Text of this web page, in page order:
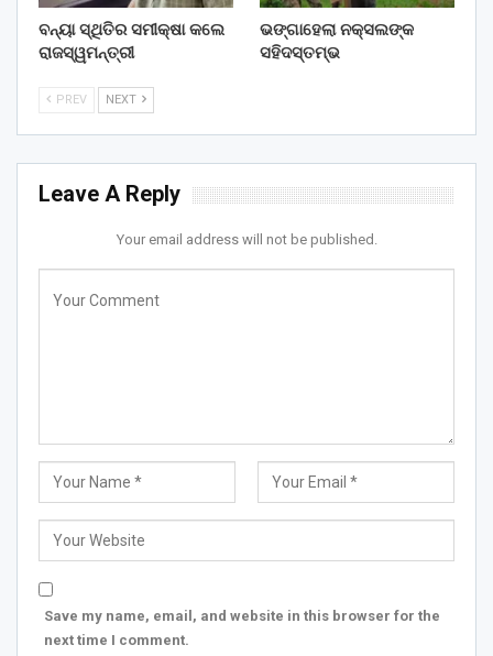
ବନ୍ୟା ସ୍ଥିତିର ସମୀକ୍ଷା କଲେ
ରାଜସ୍ୱମନ୍ତ୍ରୀ
ଭଙ୍ଗାହେଲା ନକ୍ସଲଙ୍କ
ସହିଦସ୍ତମ୍ଭ
PREV NEXT
Leave A Reply
Your email address will not be published.
Save my name, email, and website in this browser for the
next time I comment.